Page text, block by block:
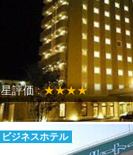
星評価 :★★★★
ビジネスホテル